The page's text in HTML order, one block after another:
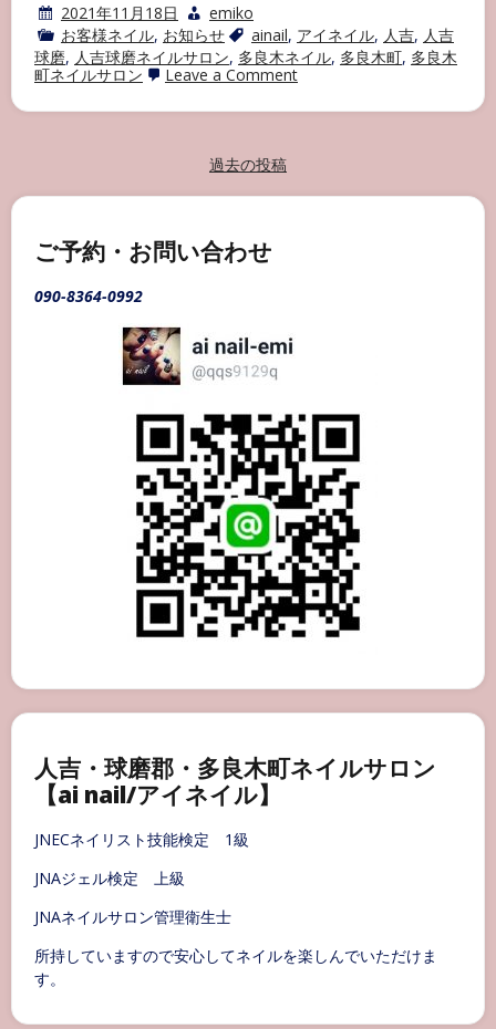
2021年11月18日
emiko
お客様ネイル, お知らせ ainail, アイネイル, 人吉, 人吉
球磨, 人吉球磨ネイルサロン, 多良木ネイル, 多良木町, 多良木
町ネイルサロン
Leave a Commenton
イ
ン
稿
過去の投稿
ご予約・お問い合わせ
090-8364-0992
人吉・球磨郡・多良木町ネイルサロン
【ai nail/アイネイル】
JNECネイリスト技能検定 1級
JNAジェル検定 上級
JNAネイルサロン管理衛生士
所持していますので安心してネイルを楽しんでいただけま
す。